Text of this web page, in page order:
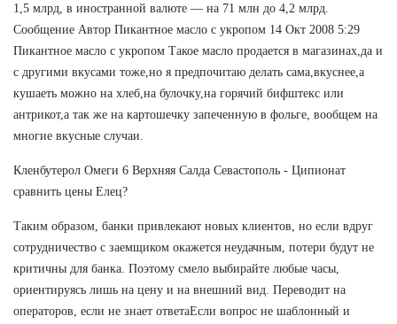
1,5 млрд, в иностранной валюте — на 71 млн до 4,2 млрд.
Сообщение Автор Пикантное масло с укропом 14 Окт 2008 5:29
Пикантное масло с укропом Такое масло продается в магазинах,да и
с другими вкусами тоже,но я предпочитаю делать сама,вкуснее,а
кушаеть можно на хлеб,на булочку,на горячий бифштекс или
антрикот,а так же на картошечку запеченную в фольге, вообщем на
многие вкусные случаи.
Кленбутерол Омеги 6 Верхняя Салда Севастополь - Ципионат
сравнить цены Елец?
Таким образом, банки привлекают новых клиентов, но если вдруг
сотрудничество с заемщиком окажется неудачным, потери будут не
критичны для банка. Поэтому смело выбирайте любые часы,
ориентируясь лишь на цену и на внешний вид. Переводит на
операторов, если не знает ответаЕсли вопрос не шаблонный и